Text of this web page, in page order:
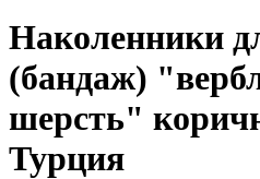
Наколенники
(бандаж)
шерсть"
Турция